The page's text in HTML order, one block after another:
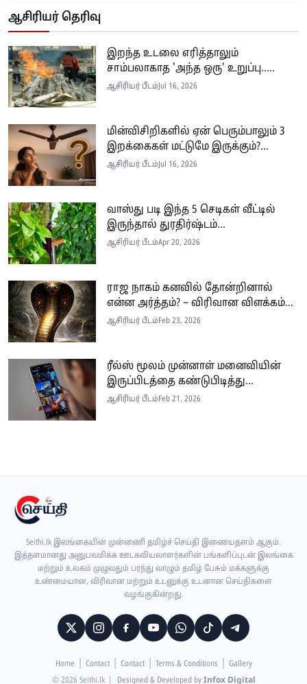
ஆசிரியர் தெரிவு
இறந்த உடலை எரித்தாலும்
சாம்பலாகாத 'அந்த ஒரு' உறுப்பு.....
ஆசிரியர் பீடம்Jul 16, 2026
மின்விசிறிகளில் ஏன் பெரும்பாலும் 3
இறக்கைகள் மட்டுமே இருக்கும்?...
ஆசிரியர் பீடம்Jul 16, 2026
வாஸ்து படி இந்த 5 செடிகள் வீட்டில்
இருந்தால் துரதிர்ஷ்டம்...
ஆசிரியர் பீடம்Apr 20, 2026
ராஜ நாகம் கனவில் தோன்றினால்
என்ன அர்த்தம்? – விரிவான விளக்கம்...
ஆசிரியர் பீடம்Feb 23, 2026
ரீல்ஸ் மூலம் முன்னாள் மனைவியின்
இருப்பிடத்தை கண்டுபிடித்து...
ஆசிரியர் பீடம்Feb 21, 2026
Seithi.lk இலங்கையின் முன்னணி தமிழ்ச் செய்தி இணையதளம் ஆகும்.
இத்தளமானது அனுபவமிக்க ஊடகவியலாளர்களின் பங்களிப்புடன் இலங்கை
மற்றும் உலகம் முழுவதும் பரந்து வாழும் தமிழ் பேசும் மக்களுக்கு
உண்மையான, விரிவான மற்றும் உடனுக்கு உடனான செய்திகளை
வழங்குகின்றது.
Home Contact Contact Terms & Conditions
Gallery
© 2026 Seithi.lk
Designed & Developed by Infox Digital